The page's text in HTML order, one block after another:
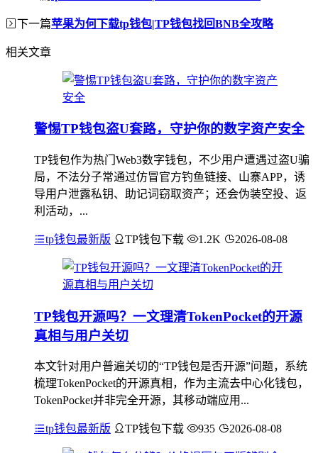
下一篇苹果为何下载tp钱包|TP钱包找回BNB全攻略
相关文章
警惕TP钱包盗U套路，守护你的数字资产安全
TP钱包作为热门Web3数字钱包，不少用户遭遇过盗U骗
局，不法分子常通过仿冒官方钓鱼链接、山寨APP，诱
导用户泄露私钥、助记词窃取资产；还会伪装空投、返
利活动，...
tp钱包最新版 TP钱包下载 1.2K 2026-08-08
TP钱包开源吗？一文理清TokenPocket的开源
真相与用户关切
本文针对用户普遍关切的“TP钱包是否开源”问题，系统
梳理TokenPocket的开源真相，作为主流去中心化钱包，
TokenPocket并非完全开源，其移动端应用...
tp钱包最新版 TP钱包下载 935 2026-08-08